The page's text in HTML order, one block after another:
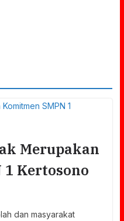
Merupakan
1 Kertosono
dan masyarakat